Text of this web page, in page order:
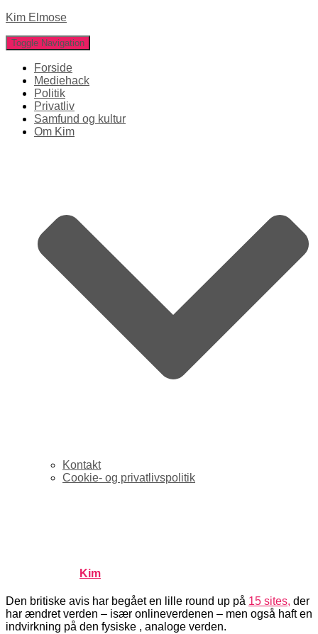
Kim Elmose
Toggle Navigation
Forside
Mediehack
Politik
Privatliv
Samfund og kultur
Om Kim
Kontakt
Cookie- og privatlivspolitik
Kim
Den britiske avis har begået en lille round up på 15 sites, der
har ændret verden – især onlineverdenen – men også haft en
indvirkning på den fysiske , analoge verden.